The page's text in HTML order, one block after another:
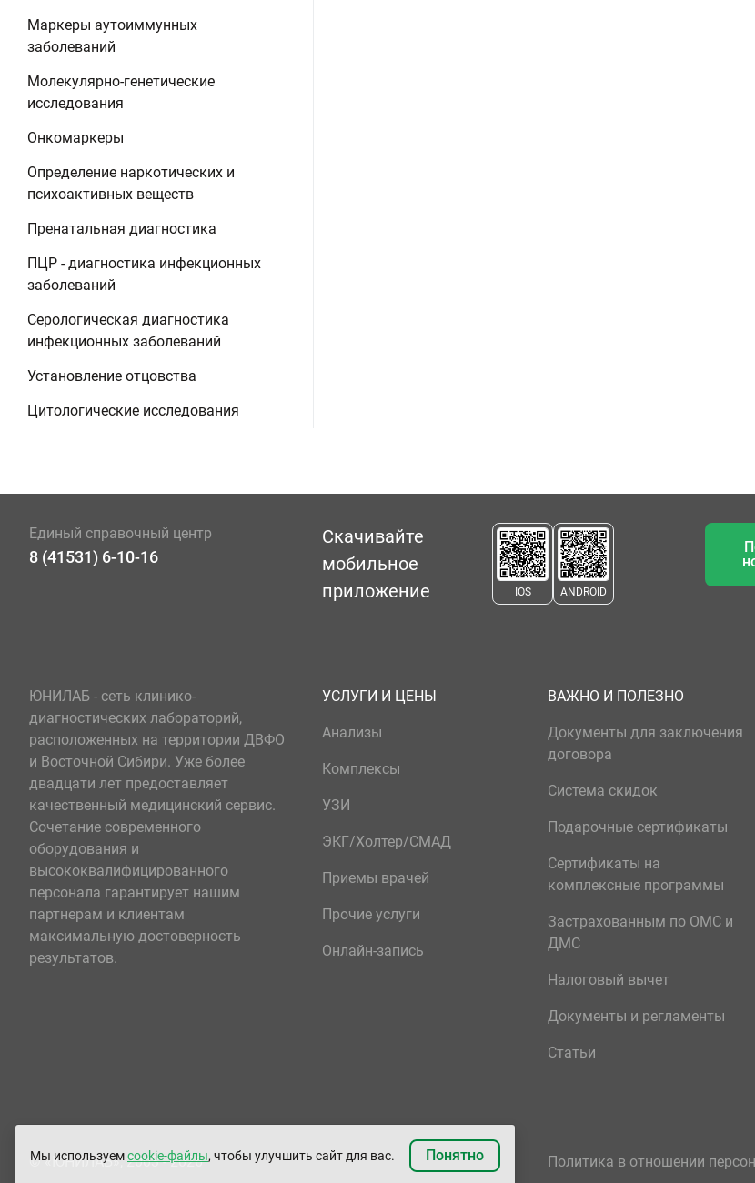
Маркеры аутоиммунных
заболеваний
Молекулярно-генетические
исследования
Онкомаркеры
Определение наркотических и
психоактивных веществ
Пренатальная диагностика
ПЦР - диагностика инфекционных
заболеваний
Серологическая диагностика
инфекционных заболеваний
Установление отцовства
Цитологические исследования
Единый справочный центр
8 (41531) 6-10-16
Скачивайте
мобильное
приложение
IOS ANDROID
ЮНИЛАБ - сеть клинико-
диагностических лабораторий,
расположенных на территории ДВФО
и Восточной Сибири. Уже более
двадцати лет предоставляет
качественный медицинский сервис.
Сочетание современного
оборудования и
высококвалифицированного
персонала гарантирует нашим
партнерам и клиентам
максимальную достоверность
результатов.
УСЛУГИ И ЦЕНЫ
Анализы
Комплексы
УЗИ
ЭКГ/Холтер/СМАД
Приемы врачей
Прочие услуги
Онлайн-запись
ВАЖНО И ПОЛЕЗНО
Документы для заключения
договора
Система скидок
Подарочные сертификаты
Сертификаты на
комплексные программы
Застрахованным по ОМС и
ДМС
Налоговый вычет
Документы и регламенты
Статьи
© «ЮНИЛАБ», 2003 - 2026 Политика в отношении
Мы используемcookie-файлы, чтобы улучшить сайт для вас. Понятно